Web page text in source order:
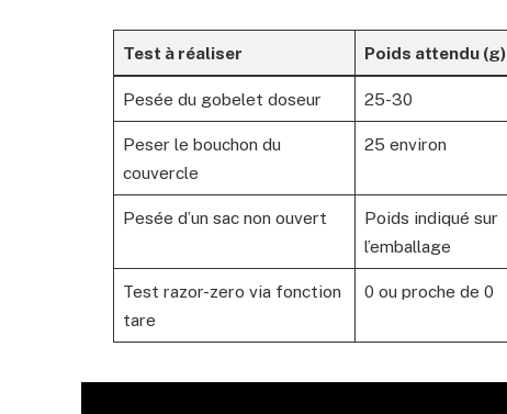
Test à réaliser Poids attendu (g)
Pesée du gobelet doseur 25-30
Peser le bouchon du
couvercle
25 environ
Pesée d’un sac non ouvert
Poids indiqué sur
l’emballage
Test razor-zero via fonction
tare
0 ou proche de 0